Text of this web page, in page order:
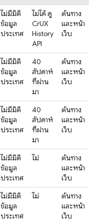
ไม่มีมิติ
ข้อมูล
ประเทศ
ไม่ได้ ดู
CrUX
History
API
ต้นทาง
และหน้า
เว็บ
ไม่มีมิติ
ข้อมูล
ประเทศ
40
สัปดาห์
ที่ผ่าน
มา
ต้นทาง
และหน้า
เว็บ
ไม่มีมิติ
ข้อมูล
ประเทศ
40
สัปดาห์
ที่ผ่าน
มา
ต้นทาง
และหน้า
เว็บ
ไม่มีมิติ
ข้อมูล
ประเทศ
ไม่
ต้นทาง
และหน้า
เว็บ
ไม่มีมิติ
ข้อมูล
ประเทศ
ไม่
ต้นทาง
และหน้า
เว็บ